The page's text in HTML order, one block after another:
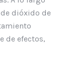
dióxido de
de efectos,